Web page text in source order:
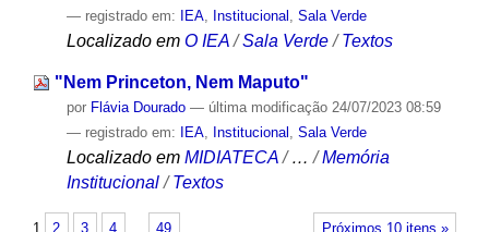
— registrado em: IEA, Institucional Sala Verde
Localizado em O IEA /Sala Verde /Textos
"Nem Princeton, Nem Maputo"
por Flávia Dourado — última modificação24/07/2023 08:59
— registrado em:
IEA, Institucional , Sala Verde
Localizado em MIDIATECA /…/Memória
Institucional /Textos